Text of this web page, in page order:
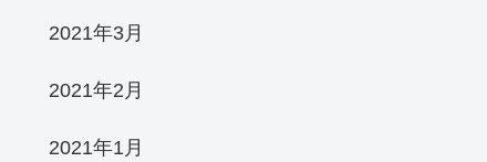
2021年3月
2021年2月
2021年1月